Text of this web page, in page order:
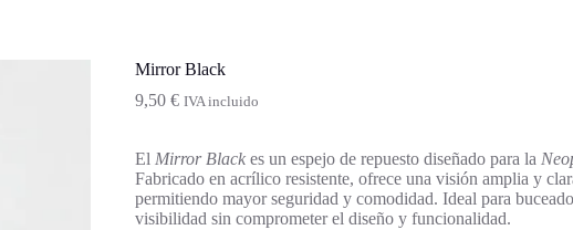
Mirror Black
9,50 € IVA incluido
El Mirror Blackes un espejo de repuesto diseñado para la
Fabricado en acrílico resistente, ofrece una visión amplia y
permitiendo mayor seguridad y comodidad. Ideal para
visibilidad sin comprometer el diseño y funcionalidad.